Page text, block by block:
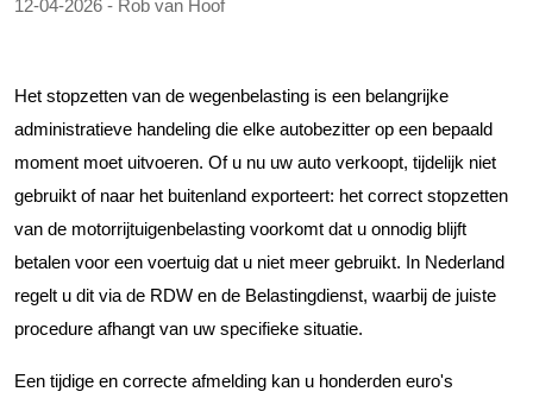
12-04-2026 - Rob van Hoof
Het stopzetten van de wegenbelasting is een belangrijke
administratieve handeling die elke autobezitter op een bepaald
moment moet uitvoeren. Of u nu uw auto verkoopt, tijdelijk niet
gebruikt of naar het buitenland exporteert: het correct stopzetten
van de motorrijtuigenbelasting voorkomt dat u onnodig blijft
betalen voor een voertuig dat u niet meer gebruikt. In Nederland
regelt u dit via de RDW en de Belastingdienst, waarbij de juiste
procedure afhangt van uw specifieke situatie.
Een tijdige en correcte afmelding kan u honderden euro's